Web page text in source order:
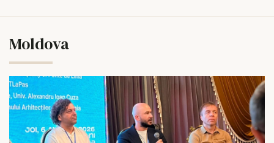
Moldova